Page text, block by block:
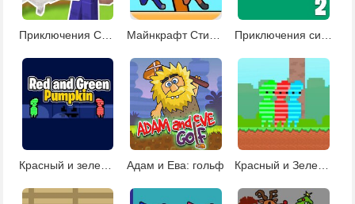
Приключения Стива и волка
Красный и зеленый: Хэллоуин Адам и Ева: гольф Красный и Зеленый в Конфетном лесу